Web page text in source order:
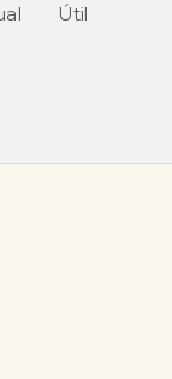
Útil